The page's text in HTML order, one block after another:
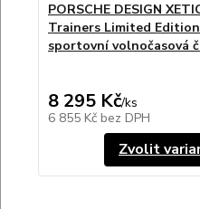
PORSCHE DESIGN
Trainers Limited
sportovní volnočasová
8 295 Kč/ks
6 855 Kč bez DPH
Zvolit